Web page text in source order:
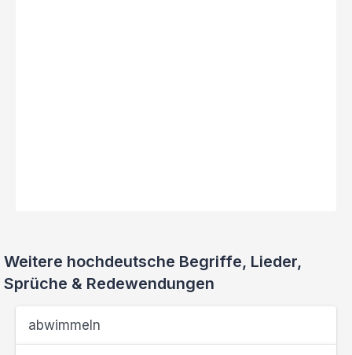
Weitere hochdeutsche Begriffe, Lieder,
Sprüche & Redewendungen
abwimmeln